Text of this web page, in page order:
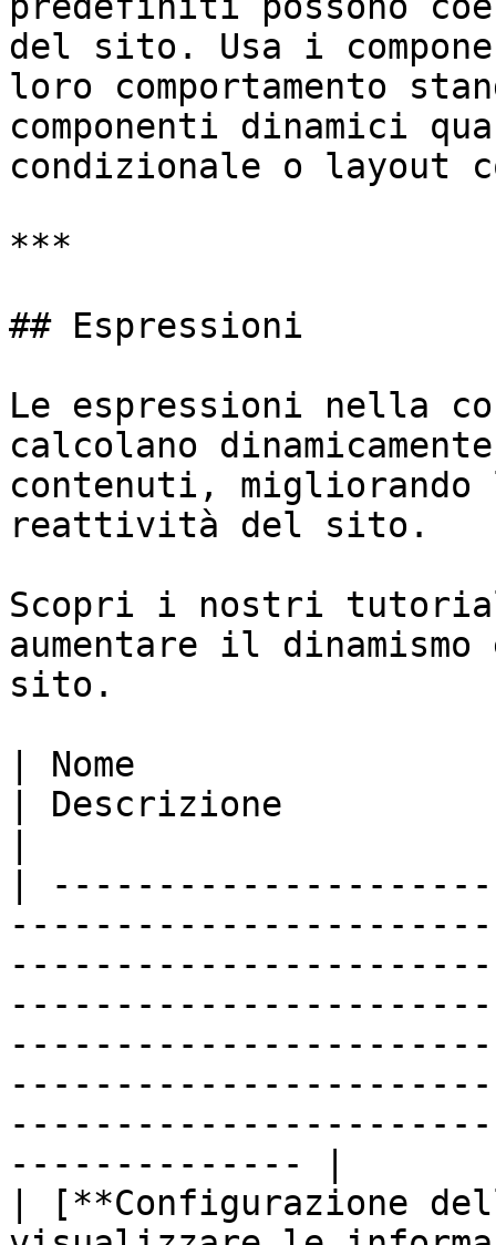
del sito. Usa i
loro comportamento
componenti dinamici
condizionale o layout
***
## Espressioni
Le espressioni nella
calcolano
contenuti,
reattività del sito.
Scopri i nostri
aumentare il
sito.
| Nome
| Descrizione
|
-------------- |
| [**Configurazione